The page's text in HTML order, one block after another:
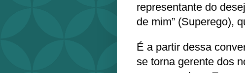
representante do
de mim” (Superego),
É a partir dessa
se torna gerente dos